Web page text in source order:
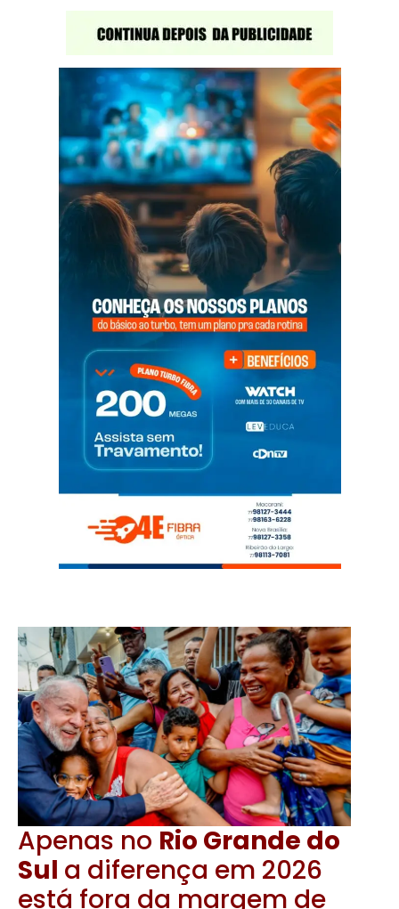
Apenas no Rio Grande do
Sul a diferença em 2026
está fora da margem de